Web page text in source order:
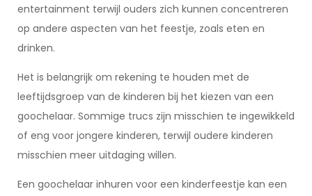
entertainment terwijl ouders zich kunnen concentreren
op andere aspecten van het feestje, zoals eten en
drinken.
Het is belangrijk om rekening te houden met de
leeftijdsgroep van de kinderen bij het kiezen van een
goochelaar. Sommige trucs zijn misschien te ingewikkeld
of eng voor jongere kinderen, terwijl oudere kinderen
misschien meer uitdaging willen.
Een goochelaar inhuren voor een kinderfeestje kan een